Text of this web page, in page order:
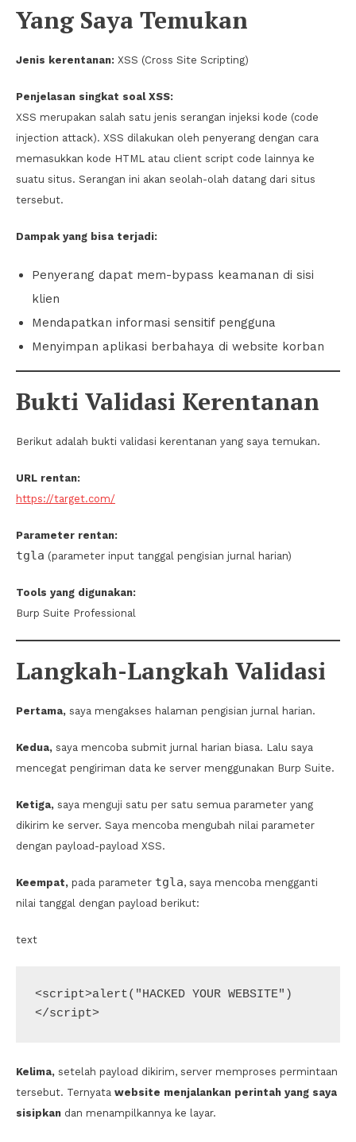
Yang Saya Temukan
Jenis kerentanan: XSS (Cross Site Scripting)
Penjelasan singkat soal XSS:
XSS merupakan salah satu jenis serangan injeksi kode (code
injection attack). XSS dilakukan oleh penyerang dengan cara
memasukkan kode HTML atau client script code lainnya ke
suatu situs. Serangan ini akan seolah-olah datang dari situs
tersebut.
Dampak yang bisa terjadi:
Penyerang dapat mem-bypass keamanan di sisi
klien
Mendapatkan informasi sensitif pengguna
Menyimpan aplikasi berbahaya di website korban
Bukti Validasi Kerentanan
Berikut adalah bukti validasi kerentanan yang saya temukan.
URL rentan:
https://target.com/
Parameter rentan:
tgla (parameter input tanggal pengisian jurnal harian)
Tools yang digunakan:
Burp Suite Professional
Langkah-Langkah Validasi
Pertama, saya mengakses halaman pengisian jurnal harian.
Kedua, saya mencoba submit jurnal harian biasa. Lalu saya
mencegat pengiriman data ke server menggunakan Burp Suite.
Ketiga, saya menguji satu per satu semua parameter yang
dikirim ke server. Saya mencoba mengubah nilai parameter
dengan payload-payload XSS.
Keempat, pada parameter tgla, saya mencoba mengganti
nilai tanggal dengan payload berikut:
text
<script>alert("HACKED YOUR WEBSITE")
</script>
Kelima, setelah payload dikirim, server memproses permintaan
tersebut. Ternyata website menjalankan perintah yang saya
sisipkan dan menampilkannya ke layar.